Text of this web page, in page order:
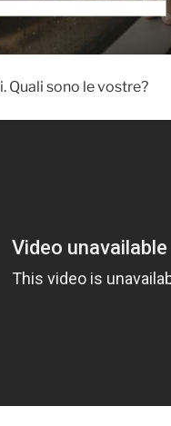
Quali sono le vostre?